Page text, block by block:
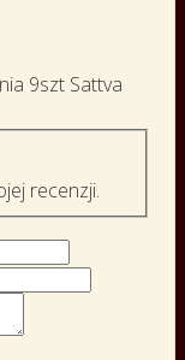
9szt Sattva
recenzji.